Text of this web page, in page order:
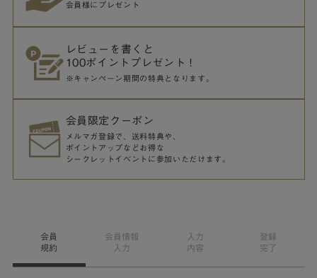
会員様にプレゼント
レビューを書くと
100ポイントプレゼント！
※キャンペーン期間の特典となります。
会員限定クーポン
メルマガ登録で、送料特典や、
ポイントアップなどお得な
シークレットイベントに参加いただけます。
会員
規約
会員情報
入力
入力
内容
登録
完了